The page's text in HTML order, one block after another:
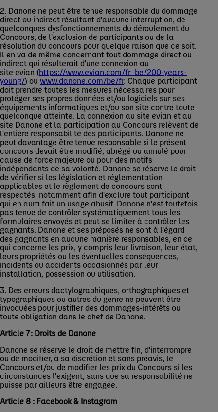
2. Danone ne peut être tenue responsable du dommage
direct ou indirect résultant d'aucune interruption, de
quelconques dysfonctionnements du déroulement du
Concours, de l'exclusion de participants ou de la
résolution du concours pour quelque raison que ce soit.
Il en va de même concernant tout dommage direct ou
indirect qui résulterait d'une connexion au
site evian (https://www.evian.com/fr_be/200-years-
young/) ou www.danone.com/be/fr. Chaque participant
doit prendre toutes les mesures nécessaires pour
protéger ses propres données et/ou logiciels sur ses
équipements informatiques et/ou son site contre toute
quelconque atteinte. La connexion au site evian et au
site Danone et la participation au Concours relèvent de
l'entière responsabilité des participants. Danone ne
peut davantage être tenue responsable si le présent
concours devait être modifié, abrégé ou annulé pour
cause de force majeure ou pour des motifs
indépendants de sa volonté. Danone se réserve le droit
de vérifier si les législation et réglementation
applicables et le règlement de concours sont
respectés, notamment afin d'exclure tout participant
qui en aura fait un usage abusif. Danone n'est toutefois
pas tenue de contrôler systématiquement tous les
formulaires envoyés et peut se limiter à contrôler les
gagnants. Danone et ses préposés ne sont à l'égard
des gagnants en aucune manière responsables, en ce
qui concerne les prix, y compris leur livraison, leur état,
leurs propriétés ou les éventuelles conséquences,
incidents ou accidents occasionnés par leur
installation, possession ou utilisation.
3. Des erreurs dactylographiques, orthographiques et
typographiques ou autres du genre ne peuvent être
invoquées pour justifier des dommages-intérêts ou
toute obligation dans le chef de Danone.
Article 7 : Droits de Danone
Danone se réserve le droit de mettre fin, d'interrompre
ou de modifier, à sa discrétion et sans préavis, le
Concours et/ou de modifier les prix du Concours si les
circonstances l'exigent, sans que sa responsabilité ne
puisse par ailleurs être engagée.
Article 8 : Facebook & Instagram